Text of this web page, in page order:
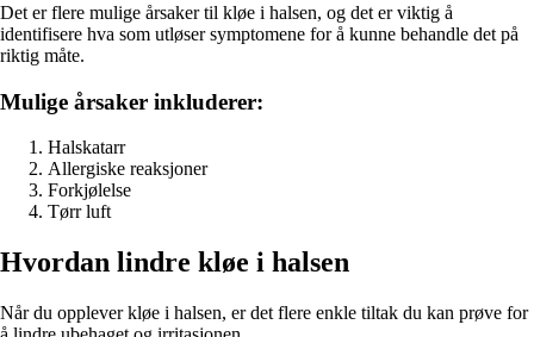
Det er flere mulige årsaker til kløe i halsen, og det er viktig å
identifisere hva som utløser symptomene for å kunne behandle det på
riktig måte.
Mulige årsaker inkluderer:
Halskatarr
Allergiske reaksjoner
Forkjølelse
Tørr luft
Hvordan lindre kløe i halsen
Når du opplever kløe i halsen, er det flere enkle tiltak du kan prøve for